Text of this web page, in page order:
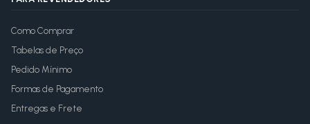
Como Comprar
Tabelas de Preço
Pedido Mínimo
Formas de Pagamento
Entregas e Frete